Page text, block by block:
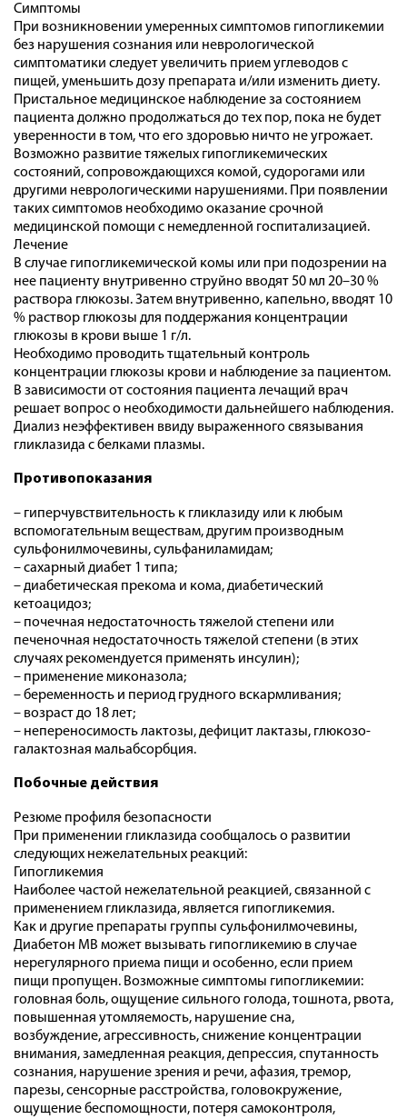
Симптомы
При возникновении умеренных симптомов гипогликемии
без нарушения сознания или неврологической
симптоматики следует увеличить прием углеводов с
пищей, уменьшить дозу препарата и/или изменить диету.
Пристальное медицинское наблюдение за состоянием
пациента должно продолжаться до тех пор, пока не будет
уверенности в том, что его здоровью ничто не угрожает.
Возможно развитие тяжелых гипогликемических
состояний, сопровождающихся комой, судорогами или
другими неврологическими нарушениями. При появлении
таких симптомов необходимо оказание срочной
медицинской помощи с немедленной госпитализацией.
Лечение
В случае гипогликемической комы или при подозрении на
нее пациенту внутривенно струйно вводят 50 мл 20–30 %
раствора глюкозы. Затем внутривенно, капельно, вводят 10
% раствор глюкозы для поддержания концентрации
глюкозы в крови выше 1 г/л.
Необходимо проводить тщательный контроль
концентрации глюкозы крови и наблюдение за пациентом.
В зависимости от состояния пациента лечащий врач
решает вопрос о необходимости дальнейшего наблюдения.
Диализ неэффективен ввиду выраженного связывания
гликлазида с белками плазмы.
Противопоказания
– гиперчувствительность к гликлазиду или к любым
вспомогательным веществам, другим производным
сульфонилмочевины, сульфаниламидам;
– сахарный диабет 1 типа;
– диабетическая прекома и кома, диабетический
кетоацидоз;
– почечная недостаточность тяжелой степени или
печеночная недостаточность тяжелой степени (в этих
случаях рекомендуется применять инсулин);
– применение миконазола;
– беременность и период грудного вскармливания;
– возраст до 18 лет;
– непереносимость лактозы, дефицит лактазы, глюкозо-
галактозная мальабсорбция.
Побочные действия
Резюме профиля безопасности
При применении гликлазида сообщалось о развитии
следующих нежелательных реакций:
Гипогликемия
Наиболее частой нежелательной реакцией, связанной с
применением гликлазида, является гипогликемия.
Как и другие препараты группы сульфонилмочевины,
Диабетон МВ может вызывать гипогликемию в случае
нерегулярного приема пищи и особенно, если прием
пищи пропущен. Возможные симптомы гипогликемии:
головная боль, ощущение сильного голода, тошнота, рвота,
повышенная утомляемость, нарушение сна,
возбуждение, агрессивность, снижение концентрации
внимания, замедленная реакция, депрессия, спутанность
сознания, нарушение зрения и речи, афазия, тремор,
парезы, сенсорные расстройства, головокружение,
ощущение беспомощности, потеря самоконтроля,